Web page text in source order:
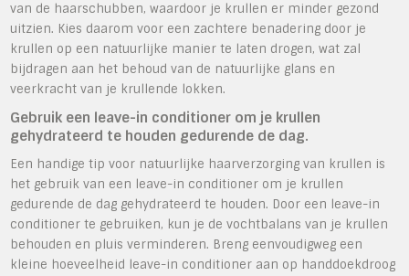
van de haarschubben, waardoor je krullen er minder gezond
uitzien. Kies daarom voor een zachtere benadering door je
krullen op een natuurlijke manier te laten drogen, wat zal
bijdragen aan het behoud van de natuurlijke glans en
veerkracht van je krullende lokken.
Gebruik een leave-in conditioner om je krullen
gehydrateerd te houden gedurende de dag.
Een handige tip voor natuurlijke haarverzorging van krullen is
het gebruik van een leave-in conditioner om je krullen
gedurende de dag gehydrateerd te houden. Door een leave-in
conditioner te gebruiken, kun je de vochtbalans van je krullen
behouden en pluis verminderen. Breng eenvoudigweg een
kleine hoeveelheid leave-in conditioner aan op handdoekdroog